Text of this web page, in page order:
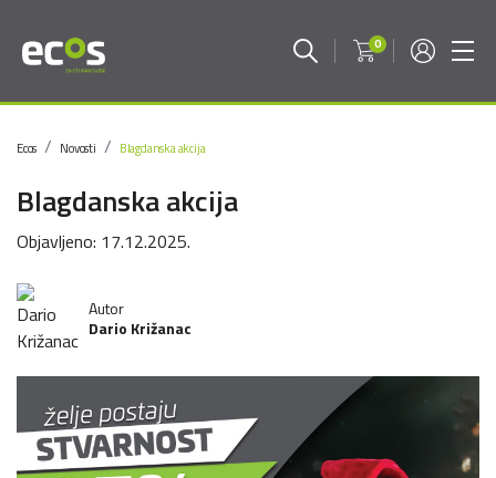
0
Ecos Novosti Blagdanska akcija
Blagdanska akcija
Objavljeno: 17.12.2025.
Autor
Dario Križanac